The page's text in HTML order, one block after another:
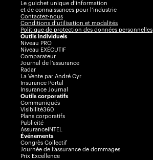
Le guichet unique d’information
et de connaissances pour l’industrie
Contactez-nous
Conditions d’utilisation et modalités
Politique de protection des données personnelles
Outils individuels
Niveau PRO
Niveau EXÉCUTIF
Comparateur
Journal de l’assurance
Radar
La Vente par André Cyr
Insurance Portal
Insurance Journal
Outils corporatifs
Communiqués
Visibilité360
Plans corporatifs
Publicité
AssuranceINTEL
Événements
Congrès Collectif
Journée de l’assurance de dommages
Prix Excellence